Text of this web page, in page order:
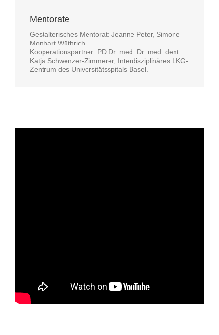
Mentorate
Gestalterisches Mentorat: Jeanne Peter, Simone
Monhart Wüthrich.
Kooperationspartner: PD Dr. med. Dr. med. dent.
Katja Schwenzer-Zimmerer, Interdisziplinäres LKG-
Zentrum des Universitätsspitals Basel.